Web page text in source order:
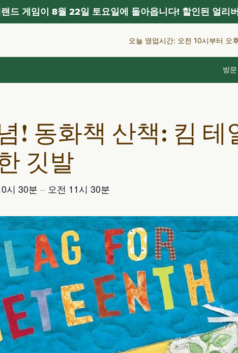
오늘 영업시간: 오전 10시부터 오
방
! 동화책 산책: 킴 테
깃발
시 30분 – 오전 11시 30분
드 게임이 8월 22일 토요일에 돌아옵니다! 할인된 얼리